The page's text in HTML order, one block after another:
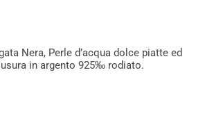
Nera, Perle d’acqua dolce piatte ed
in argento 925‰ rodiato.